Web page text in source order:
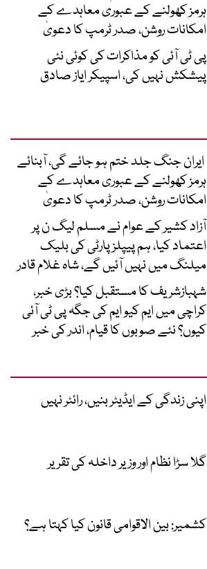
ہرمز کھولنے کے عبوری معاہدے کے
امکانات روشن، صدر ٹرمپ کا دعویٰ
پی ٹی آئی کو مذاکرات کی کوئی نئی
پیشکش نہیں کی، اسپیکر ایاز صادق
ایران جنگ جلد ختم ہو جائے گی، آبنائے
ہرمز کھولنے کے عبوری معاہدے کے
امکانات روشن، صدر ٹرمپ کا دعویٰ
آزاد کشیر کے عوام نے مسلم لیگ ن پر
اعتماد کیا، ہم پیپلز پارٹی کی بلیک
میلنگ میں نہیں آئیں گے، شاہ غلام قادر
شہبازشریف کا مستقبل کیا؟ بڑی خبر،
کراچی میں ایم کیو ایم کی جگہ پی ٹی آئی
کیوں؟ نئے صوبوں کا قیام، اندر کی خبر
اپنی زندگی کے ایڈیٹر بنیں، رائٹر نہیں
گلا سڑا نظام اور وزیر داخلہ کی تقریر
کشمیر: بین الاقوامی قانون کیا کہتا ہے؟